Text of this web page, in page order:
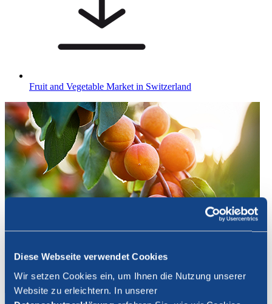
Diese Webseite verwendet Cookies
Wir setzen Cookies ein, um Ihnen die Nutzung unserer
Website zu erleichtern. In unserer
Fruit and Vegetable Market in Switzerland